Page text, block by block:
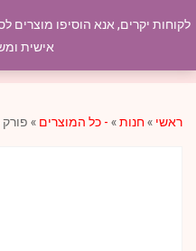
ראשי »חנות» - כל המוצרים » פורק לחץ
לקוחות יקרים, אנא הוסיפו
אישית